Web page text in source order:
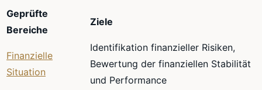
Geprüfte
Bereiche
Ziele
Finanzielle
Situation
Identifikation finanzieller Risiken,
Bewertung der finanziellen Stabilität
und Performance